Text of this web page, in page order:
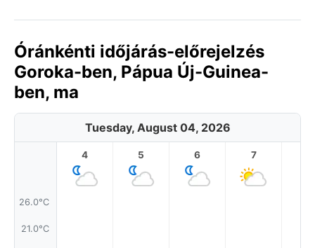
Óránkénti időjárás-előrejelzés
Goroka-ben, Pápua Új-Guinea-
ben, ma
Tuesday, August 04, 2026
26.0°C
21.0°C
4 5 6 7